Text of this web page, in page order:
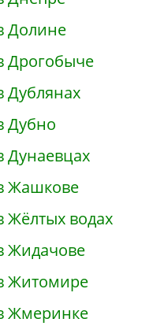
Долине
Дрогобыче
Дублянах
Дубно
Дунаевцах
Жашкове
Жёлтых водах
Жидачове
Житомире
Жмеринке